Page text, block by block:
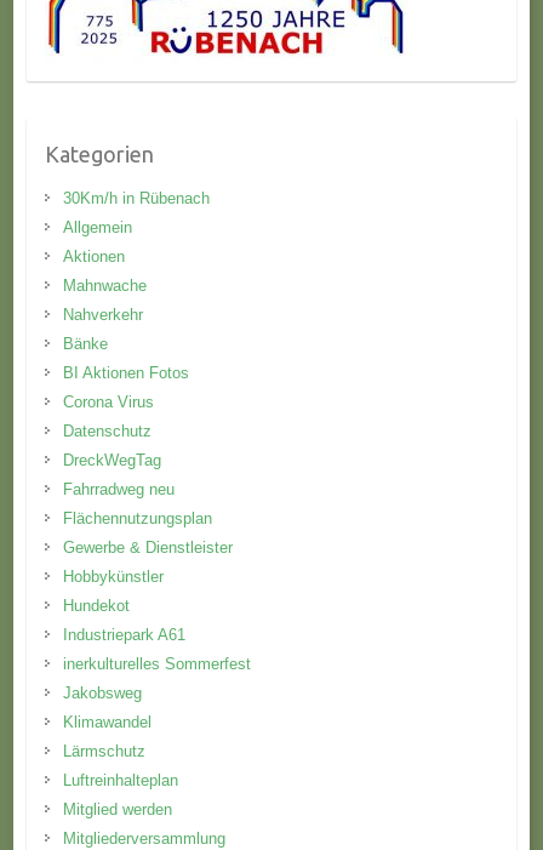
Kategorien
30Km/h in Rübenach
Allgemein
Aktionen
Mahnwache
Nahverkehr
Bänke
BI Aktionen Fotos
Corona Virus
Datenschutz
DreckWegTag
Fahrradweg neu
Flächennutzungsplan
Gewerbe & Dienstleister
Hobbykünstler
Hundekot
Industriepark A61
inerkulturelles Sommerfest
Jakobsweg
Klimawandel
Lärmschutz
Luftreinhalteplan
Mitglied werden
Mitgliederversammlung